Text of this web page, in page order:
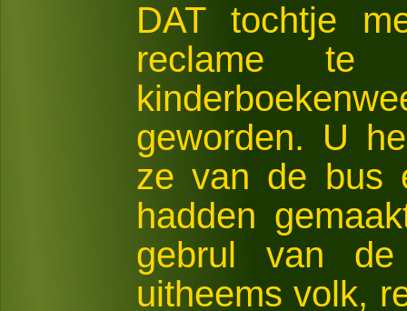
DAT tochtje
reclame te
geworden. U
ze van de bus
hadden
gebrul van de
uitheems volk,